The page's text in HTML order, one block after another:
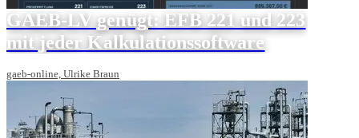
GAEB-LV genügt: EFB 221 und 223
mit jeder Kalkulationssoftware
gaeb-online, Ulrike Braun